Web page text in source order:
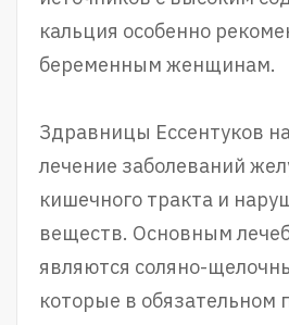
кальция особенно
беременным женщинам.
Здравницы Ессентуков
лечение заболеваний
кишечного тракта и
веществ. Основным
являются соляно-
которые в обязательном